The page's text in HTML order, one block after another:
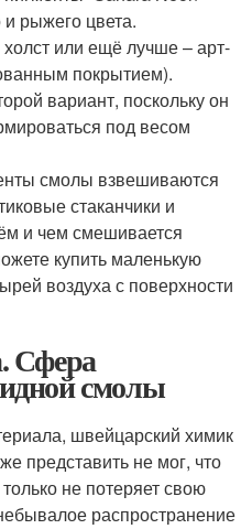
и рыжего цвета.
или ещё лучше – арт-
покрытием).
вариант, поскольку он
под весом
смолы взвешиваются
стаканчики и
и чем смешивается
купить маленькую
воздуха с поверхности
Сфера
смолы
швейцарский химик
представить не мог, что
не потеряет свою
распространение